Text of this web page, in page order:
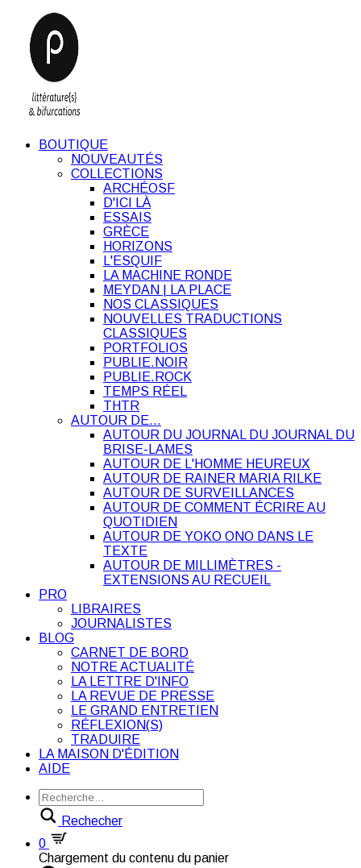
BOUTIQUE
NOUVEAUTÉS
COLLECTIONS
ARCHÉOSF
D'ICI LÀ
ESSAIS
GRÈCE
HORIZONS
L'ESQUIF
LA MACHINE RONDE
MEYDAN | LA PLACE
NOS CLASSIQUES
NOUVELLES TRADUCTIONS
CLASSIQUES
PORTFOLIOS
PUBLIE.NOIR
PUBLIE.ROCK
TEMPS RÉEL
THTR
AUTOUR DE…
AUTOUR DU JOURNAL DU JOURNAL DU
BRISE-LAMES
AUTOUR DE L'HOMME HEUREUX
AUTOUR DE RAINER MARIA RILKE
AUTOUR DE SURVEILLANCES
AUTOUR DE COMMENT ÉCRIRE AU
QUOTIDIEN
AUTOUR DE YOKO ONO DANS LE
TEXTE
AUTOUR DE MILLIMÈTRES -
EXTENSIONS AU RECUEIL
PRO
LIBRAIRES
JOURNALISTES
BLOG
CARNET DE BORD
NOTRE ACTUALITÉ
LA LETTRE D'INFO
LA REVUE DE PRESSE
LE GRAND ENTRETIEN
RÉFLEXION(S)
TRADUIRE
LA MAISON D'ÉDITION
AIDE
Rechecher
0
Chargement du contenu du panier